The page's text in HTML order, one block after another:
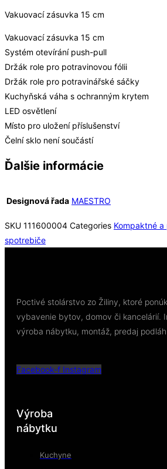
Vakuovací zásuvka 15 cm
Vakuovací zásuvka 15 cm
Systém otevírání push-pull
Držák role pro potravinovou fólii
Držák role pro potravinářské sáčky
Kuchyňská váha s ochranným krytem
LED osvětlení
Místo pro uložení příslušenství
Čelní sklo není součástí
Ďalšie informácie
Designová řada MAESTRO
SKU 111600004 Categories Kompaktné
spotrebiče
Poctivé stolárstvo zo Žiliny, ktoré
vybavenie bytov, domov či kancelárií.
výroba nábytku, montáž, predaj
Facebook-f Instagram
Výroba
nábytku
Kuchyne